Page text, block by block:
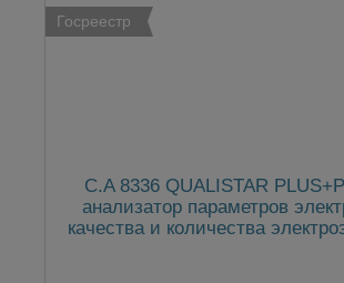
Госреестр
C.A 8336 QUALISTAR
анализатор параметров
качества и количества